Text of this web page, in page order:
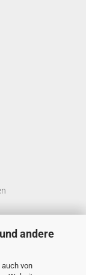
andere
von